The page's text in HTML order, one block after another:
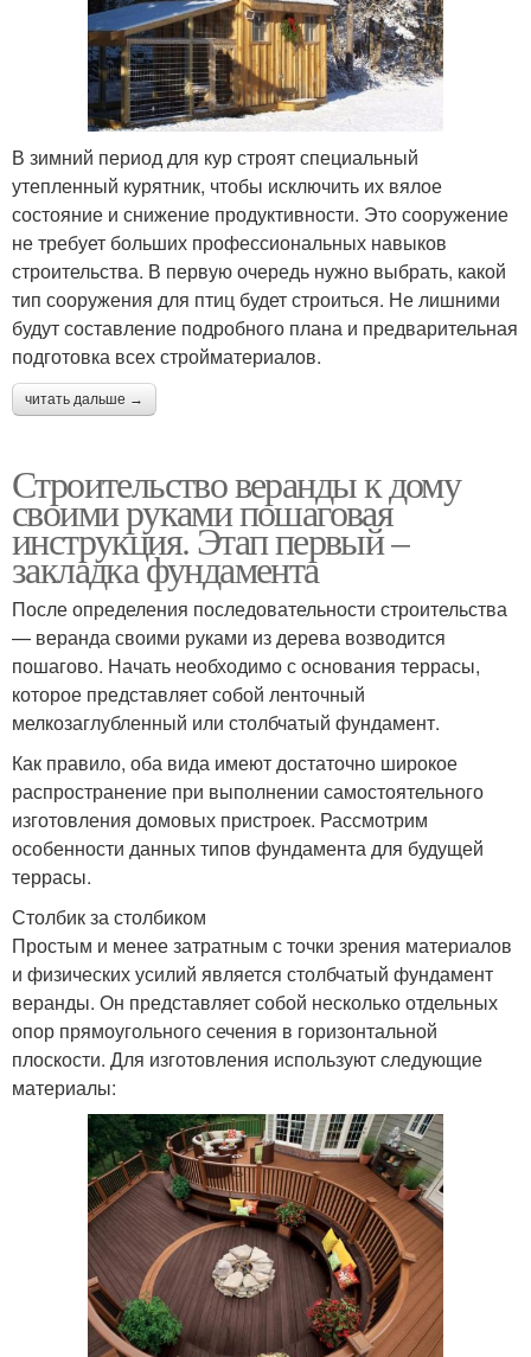
В зимний период для кур строят специальный
утепленный курятник, чтобы исключить их вялое
состояние и снижение продуктивности. Это сооружение
не требует больших профессиональных навыков
строительства. В первую очередь нужно выбрать, какой
тип сооружения для птиц будет строиться. Не лишними
будут составление подробного плана и предварительная
подготовка всех стройматериалов.
читать дальше →
Строительство веранды к дому
своими руками пошаговая
инструкция. Этап первый –
закладка фундамента
После определения последовательности строительства
— веранда своими руками из дерева возводится
пошагово. Начать необходимо с основания террасы,
которое представляет собой ленточный
мелкозаглубленный или столбчатый фундамент.
Как правило, оба вида имеют достаточно широкое
распространение при выполнении самостоятельного
изготовления домовых пристроек. Рассмотрим
особенности данных типов фундамента для будущей
террасы.
Столбик за столбиком
Простым и менее затратным с точки зрения материалов
и физических усилий является столбчатый фундамент
веранды. Он представляет собой несколько отдельных
опор прямоугольного сечения в горизонтальной
плоскости. Для изготовления используют следующие
материалы: